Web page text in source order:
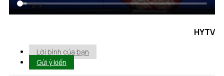
HYTV
Lời bình của bạn
Gửi ý kiến